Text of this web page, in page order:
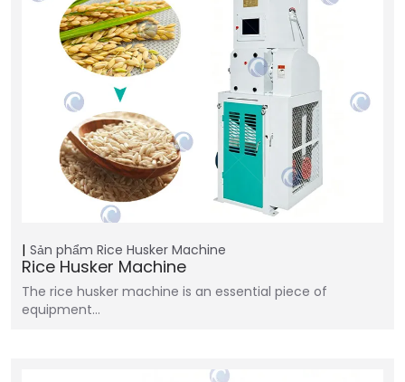
Sản phẩm Rice Husker Machine
Rice Husker Machine
The rice husker machine is an essential piece of
equipment…